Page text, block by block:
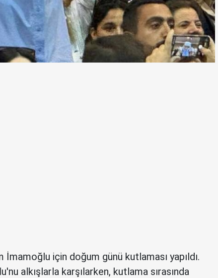
için doğum günü kutlaması yapıldı.
alkışlarla karşılarken, kutlama sırasında